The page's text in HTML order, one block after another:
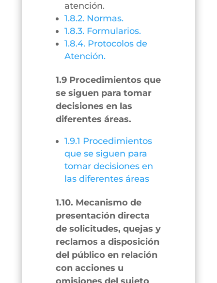
atención.
1.8.2. Normas.
1.8.3. Formularios.
1.8.4. Protocolos de
Atención.
1.9 Procedimientos que
se siguen para tomar
decisiones en las
diferentes áreas.
1.9.1 Procedimientos
que se siguen para
tomar decisiones en
las diferentes áreas
1.10. Mecanismo de
presentación directa
de solicitudes, quejas y
reclamos a disposición
del público en relación
con acciones u